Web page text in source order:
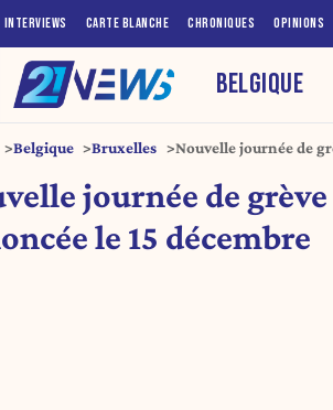
INTERVIEWS CARTE BLANCHE CHRONIQUES OPINIONS
BELGIQUE
Belgique Bruxelles Nouvelle journée de
journée de
le 15 décembre